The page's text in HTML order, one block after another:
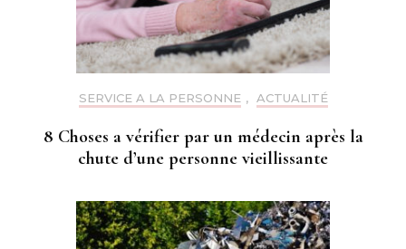
SERVICE A LA PERSONNE , ACTUALITÉ
8 Choses a vérifier par un médecin après la
chute d’une personne vieillissante